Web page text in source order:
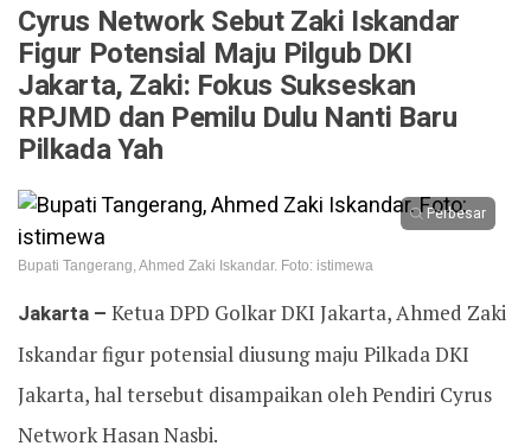
Cyrus Network Sebut Zaki Iskandar
Figur Potensial Maju Pilgub DKI
Jakarta, Zaki: Fokus Sukseskan
RPJMD dan Pemilu Dulu Nanti Baru
Pilkada Yah
Perbesar
Bupati Tangerang, Ahmed Zaki Iskandar. Foto: istimewa
Jakarta – Ketua DPD Golkar DKI Jakarta, Ahmed Zaki
Iskandar figur potensial diusung maju Pilkada DKI
Jakarta, hal tersebut disampaikan oleh Pendiri Cyrus
Network Hasan Nasbi.